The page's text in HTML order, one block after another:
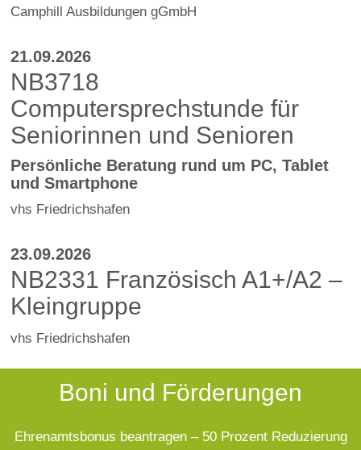
Camphill Ausbildungen gGmbH
21.09.2026
NB3718
Computersprechstunde für
Seniorinnen und Senioren
Persönliche Beratung rund um PC, Tablet
und Smartphone
vhs Friedrichshafen
23.09.2026
NB2331 Französisch A1+/A2 –
Kleingruppe
vhs Friedrichshafen
Boni und Förderungen
Ehrenamtsbonus beantragen – 50 Prozent Reduzierung